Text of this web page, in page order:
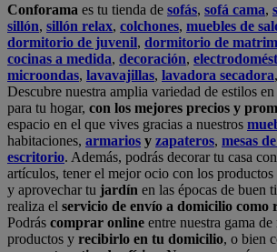
Conforama es tu tienda de sofás, sofá cama,
sillón, sillón relax, colchones, muebles de
dormitorio de juvenil, dormitorio de
cocinas a medida, decoración,
microondas, lavavajillas, lavadora secadora
Descubre nuestra amplia variedad de estilos
para tu hogar, con los mejores precios y
espacio en el que vives gracias a nuestros
habitaciones, armarios y zapateros, mesas
escritorio. Además, podrás decorar tu casa
artículos, tener el mejor ocio con los productos
y aprovechar tu jardín en las épocas de buen
realiza el servicio de envío a domicilio como
Podrás comprar online entre nuestra gama
productos y recibirlo en tu domicilio, o bien